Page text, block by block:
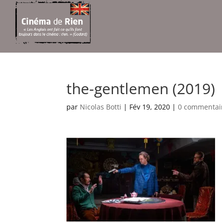
the-gentlemen (2019)
par Nicolas Botti | Fév 19, 2020 |0